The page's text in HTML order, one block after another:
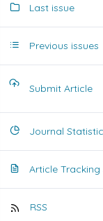
Last issue
Previous issues
Submit Article
Journal
Article Tracking
RSS